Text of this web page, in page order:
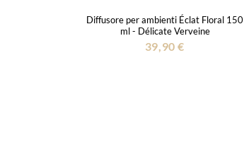
Diffusore per ambienti Éclat Floral 150
ml - Délicate Verveine
39,90 €